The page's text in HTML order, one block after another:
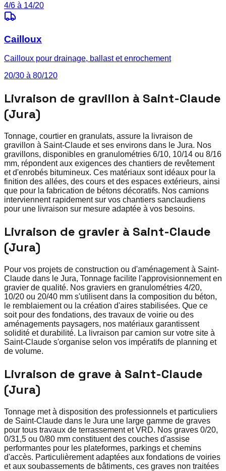
4/6 à 14/20
Cailloux
Cailloux pour drainage, ballast et enrochement
20/30 à 80/120
Livraison de gravillon à Saint-Claude
(Jura)
Tonnage, courtier en granulats, assure la livraison de
gravillon à Saint-Claude et ses environs dans le Jura. Nos
gravillons, disponibles en granulométries 6/10, 10/14 ou 8/16
mm, répondent aux exigences des chantiers de revêtement
et d'enrobés bitumineux. Ces matériaux sont idéaux pour la
finition des allées, des cours et des espaces extérieurs, ainsi
que pour la fabrication de bétons décoratifs. Nos camions
interviennent rapidement sur vos chantiers sanclaudiens
pour une livraison sur mesure adaptée à vos besoins.
Livraison de gravier à Saint-Claude
(Jura)
Pour vos projets de construction ou d'aménagement à Saint-
Claude dans le Jura, Tonnage facilite l'approvisionnement en
gravier de qualité. Nos graviers en granulométries 4/20,
10/20 ou 20/40 mm s'utilisent dans la composition du béton,
le remblaiement ou la création d'aires stabilisées. Que ce
soit pour des fondations, des travaux de voirie ou des
aménagements paysagers, nos matériaux garantissent
solidité et durabilité. La livraison par camion sur votre site à
Saint-Claude s'organise selon vos impératifs de planning et
de volume.
Livraison de grave à Saint-Claude
(Jura)
Tonnage met à disposition des professionnels et particuliers
de Saint-Claude dans le Jura une large gamme de graves
pour tous travaux de terrassement et VRD. Nos graves 0/20,
0/31,5 ou 0/80 mm constituent des couches d'assise
performantes pour les plateformes, parkings et chemins
d'accès. Particulièrement adaptées aux fondations de voiries
et aux soubassements de bâtiments, ces graves non traitées